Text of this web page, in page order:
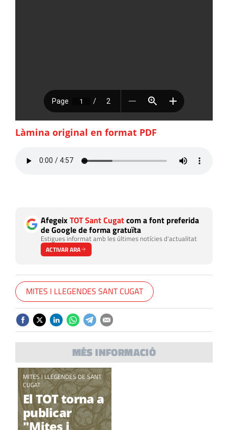
Làmina original en format PDF
AfegeixTOT Sant Cugatcom a font preferida
de Google de forma gratuïta
Estigues informat amb les últimes notícies d'actualitat
ACTIVAR ARA
MITES I LLEGENDES SANT CUGAT
MÉS INFORMACIÓ
MITES I LLEGENDES DE SANT
CUGAT
El TOT torna a
publicar
"Mites i